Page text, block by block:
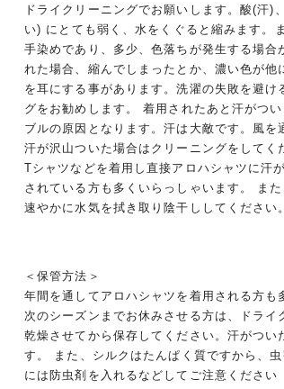
ドライクリーニングでお願いします。酸(汗)
い) にとても弱く、水をくぐると縮みます。
手染めであり、多少、色落ちが発生する場合
れた場合、縮んでしまったとか、濃い色が他
を耳にする事があります。洗濯の失敗を避け
グをお勧めします。 着用されたあと汗がつ
ブルの原因となります。汗は大敵です。風を
汗が沢山ついた場合はクリーニングをしてく
Tシャツなどを着用し直接アロハシャツに汗
されている方も多くいらっしゃいます。 ま
速やかに水気を拭き取り陰干ししてください。
＜保管方法＞
年間を通してアロハシャツを着用される方も
次のシーズンまでお休みさせる方は、ドライ
乾燥させてから保存してください。汗がつい
す。 また、シルクはたんぱく質ですから、
には防虫剤を入れるなどしてご注意ください